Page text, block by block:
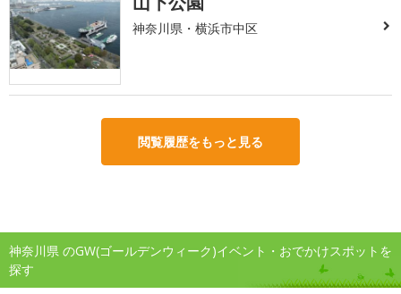
神奈川県・横浜市中区
閲覧履歴をもっと見る
神奈川県 のGW(ゴールデンウィーク)イベント・おでかけスポットを
探す